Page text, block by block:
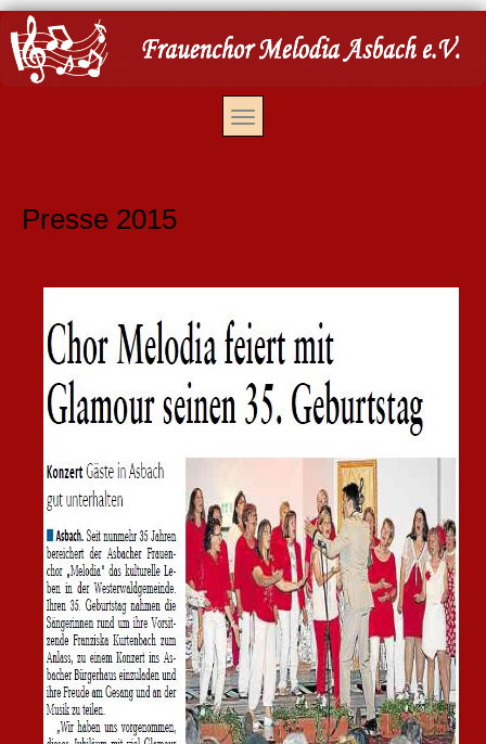
Presse 2015